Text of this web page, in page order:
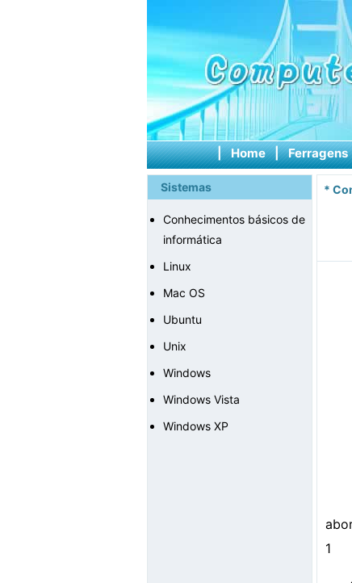
| Home | Ferragens
Sistemas
Conhecimentos básicos de
informática
Linux
Mac OS
Ubuntu
Unix
Windows
Windows Vista
Windows XP
*
1